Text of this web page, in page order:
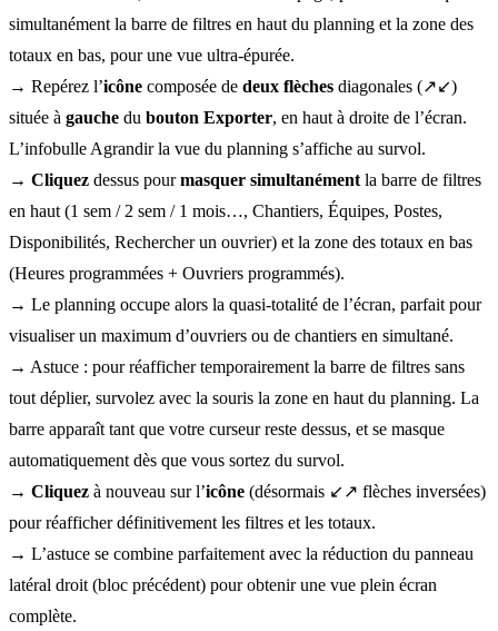
simultanément la barre de filtres en haut du planning et la zone des
totaux en bas, pour une vue ultra-épurée.
→ Repérez l’icône composée de deux flèches diagonales (↗↙)
située à gauche du bouton Exporter, en haut à droite de l’écran.
L’infobulle Agrandir la vue du planning s’affiche au survol.
→ Cliquez dessus pourmasquer simultanément la barre de filtres
en haut (1 sem / 2 sem / 1 mois…, Chantiers, Équipes, Postes,
Disponibilités, Rechercher un ouvrier) et la zone des totaux en bas
(Heures programmées + Ouvriers programmés).
→ Le planning occupe alors la quasi-totalité de l’écran, parfait pour
visualiser un maximum d’ouvriers ou de chantiers en simultané.
→ Astuce : pour réafficher temporairement la barre de filtres sans
tout déplier, survolez avec la souris la zone en haut du planning. La
barre apparaît tant que votre curseur reste dessus, et se masque
automatiquement dès que vous sortez du survol.
→ Cliquez à nouveau sur l’icône (désormais ↙↗ flèches inversées)
pour réafficher définitivement les filtres et les totaux.
→ L’astuce se combine parfaitement avec la réduction du panneau
latéral droit (bloc précédent) pour obtenir une vue plein écran
complète.